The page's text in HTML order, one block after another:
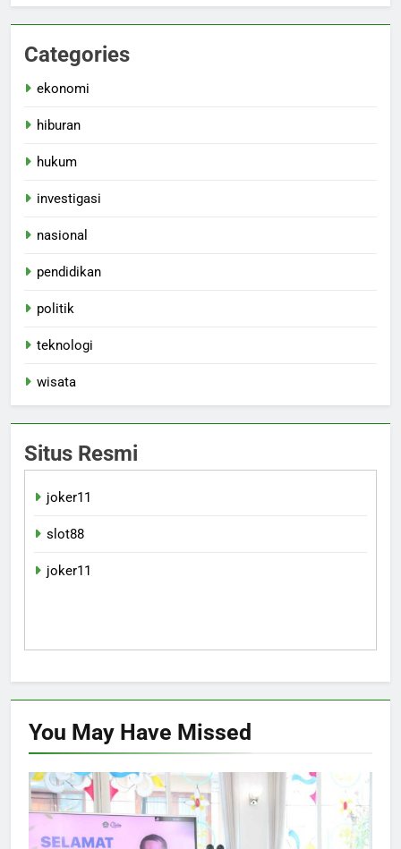
Categories
ekonomi
hiburan
hukum
investigasi
nasional
pendidikan
politik
teknologi
wisata
Situs Resmi
joker11
slot88
joker11
You May Have Missed
EKONOMI